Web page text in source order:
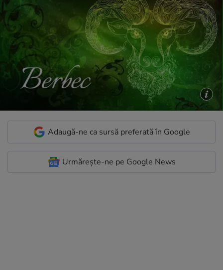
Adaugă-ne ca sursă preferată în Google
Urmărește-ne pe Google News